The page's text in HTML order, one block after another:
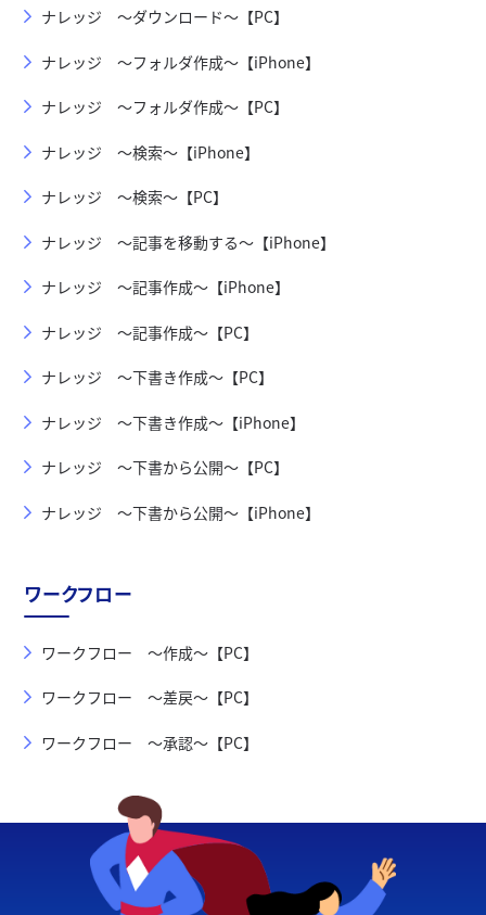
ナレッジ ～ダウンロード～【PC】
ナレッジ ～フォルダ作成～【iPhone】
ナレッジ ～フォルダ作成～【PC】
ナレッジ ～検索～【iPhone】
ナレッジ ～検索～【PC】
ナレッジ ～記事を移動する～【iPhone】
ナレッジ ～記事作成～【iPhone】
ナレッジ ～記事作成～【PC】
ナレッジ ～下書き作成～【PC】
ナレッジ ～下書き作成～【iPhone】
ナレッジ ～下書から公開～【PC】
ナレッジ ～下書から公開～【iPhone】
ワークフロー
ワークフロー ～作成～【PC】
ワークフロー ～差戻～【PC】
ワークフロー ～承認～【PC】